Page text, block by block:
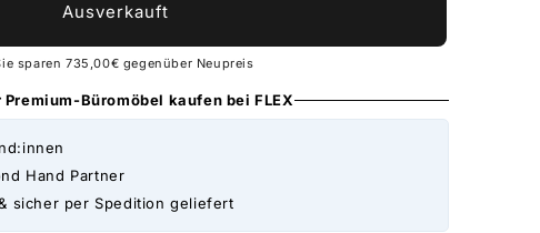
Ausverkauft
sparen 735,00€ gegenüber Neupreis
Premium-Büromöbel kaufen bei FLEX
Hand Partner
sicher per Spedition geliefert